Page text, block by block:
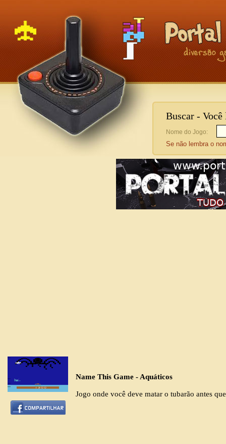
Buscar -
Nome do Jogo:
Se não lembra o
Name This Game - Aquáticos
Jogo onde você deve matar o tubarão antes